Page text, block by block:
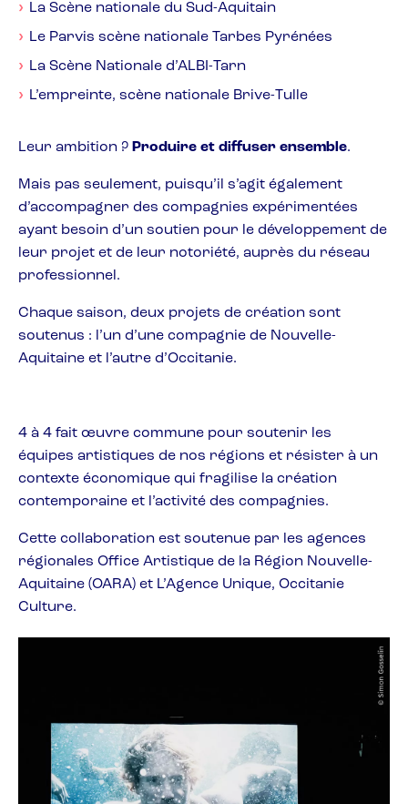
La Scène nationale du Sud-Aquitain
Le Parvis scène nationale Tarbes Pyrénées
La Scène Nationale d’ALBI-Tarn
L’empreinte, scène nationale Brive-Tulle
Leur ambition ? Produire et diffuser ensemble.
Mais pas seulement, puisqu’il s’agit également
d’accompagner des compagnies expérimentées
ayant besoin d’un soutien pour le développement de
leur projet et de leur notoriété, auprès du réseau
professionnel.
Chaque saison, deux projets de création sont
soutenus : l’un d’une compagnie de Nouvelle-
Aquitaine et l’autre d’Occitanie.
4 à 4 fait œuvre commune pour soutenir les
équipes artistiques de nos régions et résister à un
contexte économique qui fragilise la création
contemporaine et l’activité des compagnies.
Cette collaboration est soutenue par les agences
régionales Office Artistique de la Région Nouvelle-
Aquitaine (OARA) et L’Agence Unique, Occitanie
Culture.